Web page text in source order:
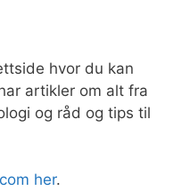
hvor du kan
artikler om alt fra
og råd og tips til
her.